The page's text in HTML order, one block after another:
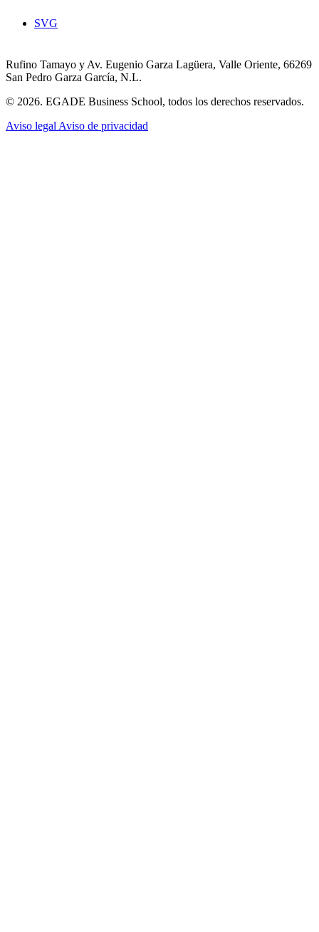
SVG
Rufino Tamayo y Av. Eugenio Garza Lagüera, Valle Oriente, 66269
San Pedro Garza García, N.L.
© 2026. EGADE Business School, todos los derechos reservados.
Aviso legal Aviso de privacidad